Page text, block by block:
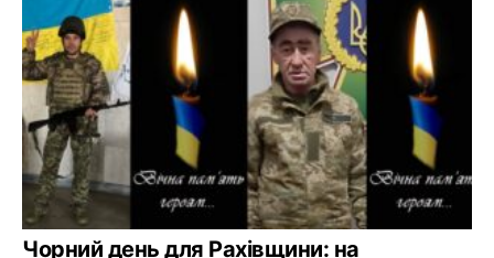
Чорний день для Рахівщини: на